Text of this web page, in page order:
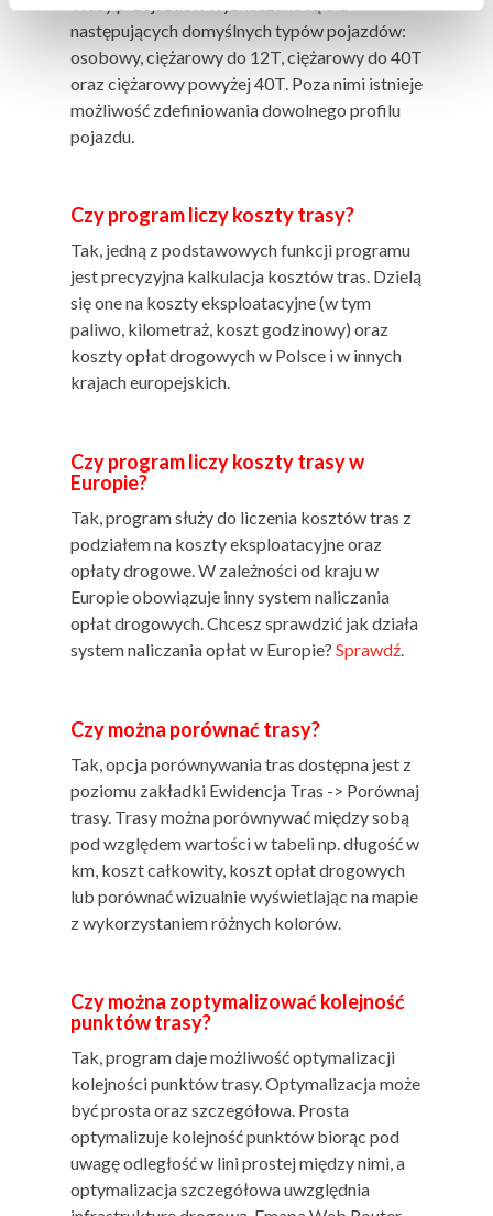
następujących domyślnych typów pojazdów:
osobowy, ciężarowy do 12T, ciężarowy do 40T
oraz ciężarowy powyżej 40T. Poza nimi istnieje
możliwość zdefiniowania dowolnego profilu
pojazdu.
Czy program liczy koszty trasy?
Tak, jedną z podstawowych funkcji programu
jest precyzyjna kalkulacja kosztów tras. Dzielą
się one na koszty eksploatacyjne (w tym
paliwo, kilometraż, koszt godzinowy) oraz
koszty opłat drogowych w Polsce i w innych
krajach europejskich.
Czy program liczy koszty trasy w
Europie?
Tak, program służy do liczenia kosztów tras z
podziałem na koszty eksploatacyjne oraz
opłaty drogowe. W zależności od kraju w
Europie obowiązuje inny system naliczania
opłat drogowych. Chcesz sprawdzić jak działa
system naliczania opłat w Europie? Sprawdź.
Czy można porównać trasy?
Tak, opcja porównywania tras dostępna jest z
poziomu zakładki Ewidencja Tras -> Porównaj
trasy. Trasy można porównywać między sobą
pod względem wartości w tabeli np. długość w
km, koszt całkowity, koszt opłat drogowych
lub porównać wizualnie wyświetlając na mapie
z wykorzystaniem różnych kolorów.
Czy można zoptymalizować kolejność
punktów trasy?
Tak, program daje możliwość optymalizacji
kolejności punktów trasy. Optymalizacja może
być prosta oraz szczegółowa. Prosta
optymalizuje kolejność punktów biorąc pod
uwagę odległość w lini prostej między nimi, a
optymalizacja szczegółowa uwzględnia